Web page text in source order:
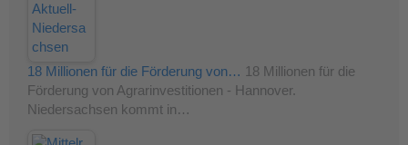
18 Millionen für die Förderung von… 18 Millionen für die
Förderung von Agrarinvestitionen - Hannover.
Niedersachsen kommt in…